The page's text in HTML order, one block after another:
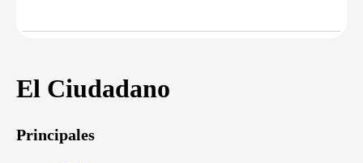
El Ciudadano
Principales